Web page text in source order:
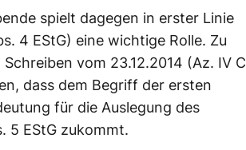
spielt dagegen in erster Linie
4 EStG) eine wichtige Rolle. Zu
vom 23.12.2014 (Az. IV C
dass dem Begriff der ersten
für die Auslegung des
5 EStG zukommt.